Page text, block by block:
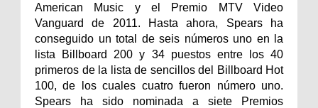
American Music y el Premio MTV Video
Vanguard de 2011. Hasta ahora, Spears ha
conseguido un total de seis números uno en la
lista Billboard 200 y 34 puestos entre los 40
primeros de la lista de sencillos del Billboard Hot
100, de los cuales cuatro fueron número uno.
Spears ha sido nominada a siete Premios